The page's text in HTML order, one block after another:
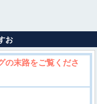
お
の末路をご覧くださ